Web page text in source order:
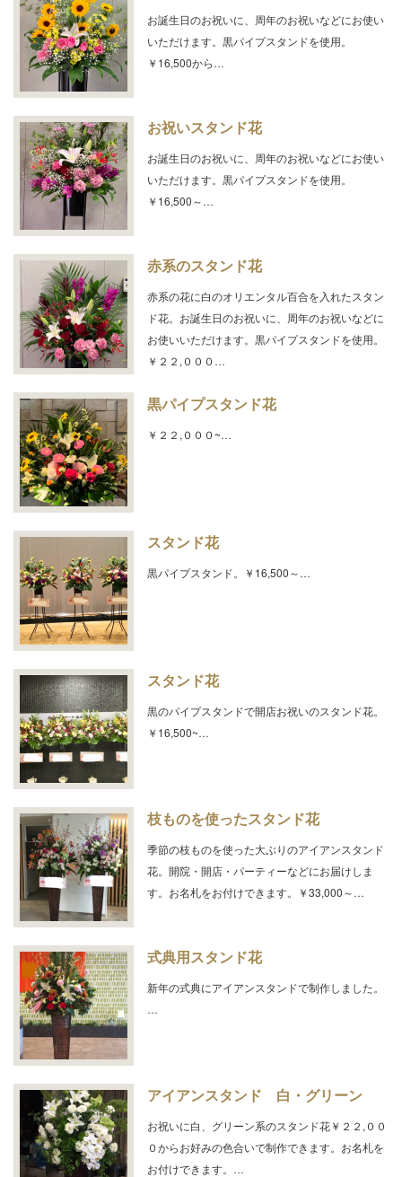
お誕生日のお祝いに、周年のお祝いなどにお使い
いただけます。黒パイプスタンドを使用。
￥16,500から…
お祝いスタンド花
お誕生日のお祝いに、周年のお祝いなどにお使い
いただけます。黒パイプスタンドを使用。
￥16,500～…
赤系のスタンド花
赤系の花に白のオリエンタル百合を入れたスタン
ド花。お誕生日のお祝いに、周年のお祝いなどに
お使いいただけます。黒パイプスタンドを使用。
￥２２,０００…
黒パイプスタンド花
￥２２,０００~…
スタンド花
黒パイプスタンド。￥16,500～…
スタンド花
黒のパイプスタンドで開店お祝いのスタンド花。
￥16,500~…
枝ものを使ったスタンド花
季節の枝ものを使った大ぶりのアイアンスタンド
花。開院・開店・パーティーなどにお届けしま
す。お名札をお付けできます。￥33,000～…
式典用スタンド花
新年の式典にアイアンスタンドで制作しました。
…
アイアンスタンド 白・グリーン
お祝いに白、グリーン系のスタンド花￥２２,００
０からお好みの色合いで制作できます。お名札を
お付けできます。…